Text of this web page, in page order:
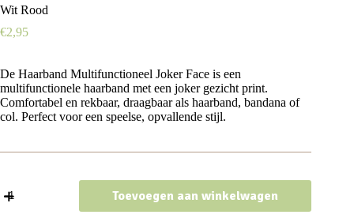
Wit Rood
€2,95
De Haarband Multifunctioneel Joker Face is een
multifunctionele haarband met een joker gezicht print.
Comfortabel en rekbaar, draagbaar als haarband, bandana of
col. Perfect voor een speelse, opvallende stijl.
Multifunctioneel
Toevoegen aan winkelwagen